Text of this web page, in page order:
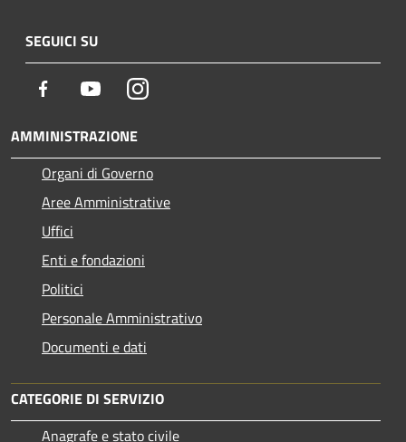
SEGUICI SU
Facebook YoutubeInstagram
AMMINISTRAZIONE
Organi di Governo
Aree Amministrative
Uffici
Enti e fondazioni
Politici
Personale Amministrativo
Documenti e dati
CATEGORIE DI SERVIZIO
Anagrafe e stato civile